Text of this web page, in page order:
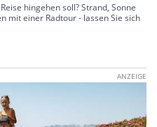
hingehen soll? Strand, Sonne
mit einer Radtour - lassen Sie sich
ANZEIGE